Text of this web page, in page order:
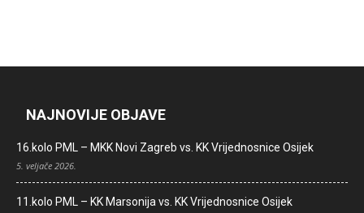
NAJNOVIJE OBJAVE
16.kolo PML – MKK Novi Zagreb vs. KK Vrijednosnice Osijek
5. veljače 2026.
11.kolo PML – KK Marsonija vs. KK Vrijednosnice Osijek